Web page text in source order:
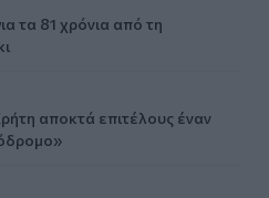
τα 81 χρόνια από τη
αποκτά επιτέλους έναν